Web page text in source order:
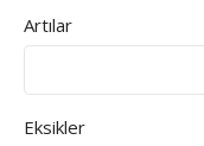
Artılar
Eksikler